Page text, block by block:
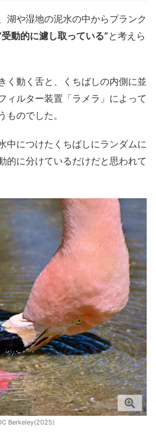
湖や湿地の泥水の中からプランク
受動的に濾し取っている”と考えら
く動く舌と、くちばしの内側に並
ィルター装置「ラメラ」によって
ものでした。
中につけたくちばしにランダムに
的に分けているだけだと思われて
Berkeley(2025)